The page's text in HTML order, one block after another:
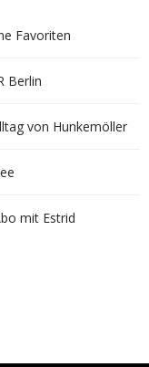
Favoriten
Berlin
von Hunkemöller
mit Estrid